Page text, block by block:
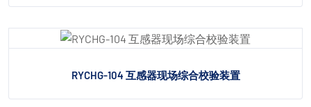
RYCHG-104 互感器现场综合校验装置